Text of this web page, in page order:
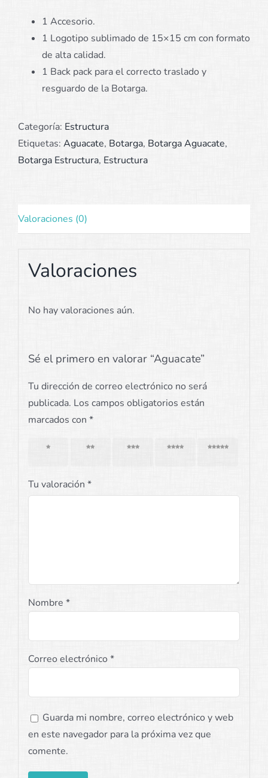
1 Accesorio.
1 Logotipo sublimado de 15×15 cm con formato
de alta calidad.
1 Back pack para el correcto traslado y
resguardo de la Botarga.
Categoría: Estructura
Etiquetas: Aguacate, Botarga, Botarga Aguacate,
Botarga Estructura, Estructura
Valoraciones (0)
Valoraciones
No hay valoraciones aún.
Sé el primero en valorar “Aguacate”
Tu dirección de correo electrónico no será
publicada. Los campos obligatorios están
marcados con *
1 de 5 2 de 5 3 de 5 4 de 5 5 de 5
Tu valoración *
Nombre *
Correo electrónico*
Guarda mi nombre, correo electrónico y web
en este navegador para la próxima vez que
comente.